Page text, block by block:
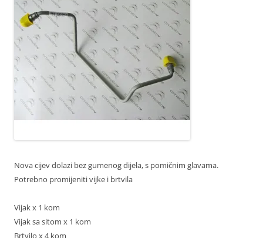
Nova cijev dolazi bez gumenog dijela, s pomičnim glavama.
Potrebno promijeniti vijke i brtvila
Vijak x 1 kom
Vijak sa sitom x 1 kom
Brtvilo x 4 kom